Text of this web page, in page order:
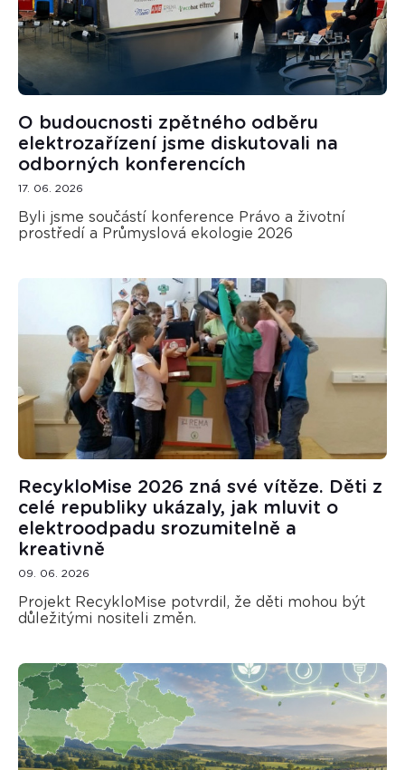
O budoucnosti zpětného odběru
elektrozařízení jsme diskutovali na
odborných konferencích
17. 06. 2026
Byli jsme součástí konference Právo a životní
prostředí a Průmyslová ekologie 2026
RecykloMise 2026 zná své vítěze. Děti z
celé republiky ukázaly, jak mluvit o
elektroodpadu srozumitelně a
kreativně
09. 06. 2026
Projekt RecykloMise potvrdil, že děti mohou být
důležitými nositeli změn.